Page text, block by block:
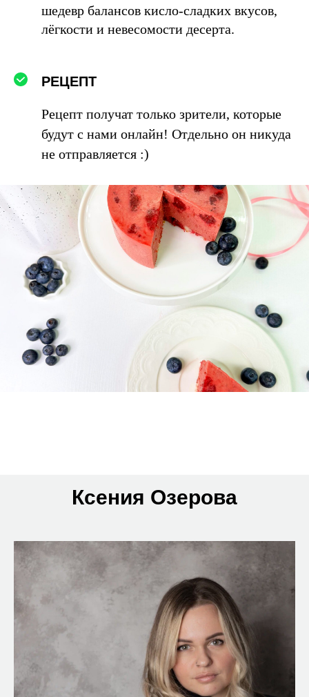
шедевр балансов кисло-сладких вкусов,
лёгкости и невесомости десерта.
РЕЦЕПТ
Рецепт получат только зрители, которые
будут с нами онлайн! Отдельно он никуда
не отправляется :)
Ксения Озерова